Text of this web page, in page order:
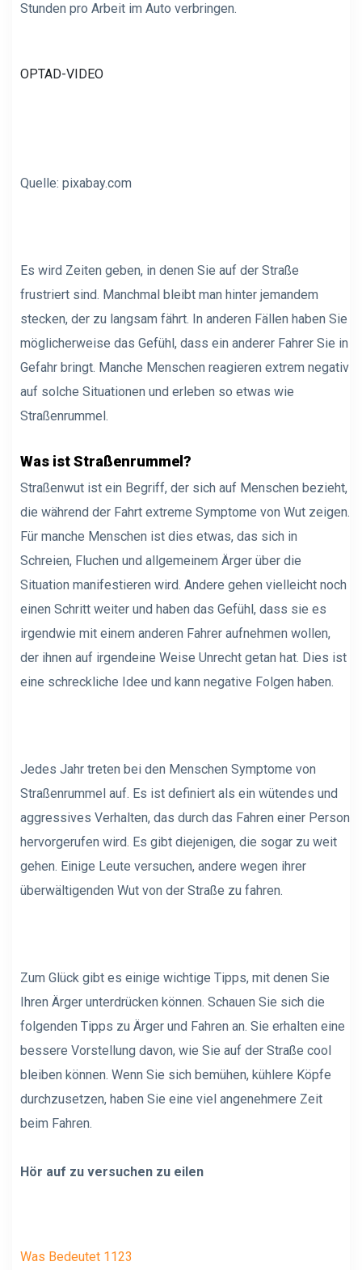
Stunden pro Arbeit im Auto verbringen.
OPTAD-VIDEO
Quelle: pixabay.com
Es wird Zeiten geben, in denen Sie auf der Straße
frustriert sind. Manchmal bleibt man hinter jemandem
stecken, der zu langsam fährt. In anderen Fällen haben Sie
möglicherweise das Gefühl, dass ein anderer Fahrer Sie in
Gefahr bringt. Manche Menschen reagieren extrem negativ
auf solche Situationen und erleben so etwas wie
Straßenrummel.
Was ist Straßenrummel?
Straßenwut ist ein Begriff, der sich auf Menschen bezieht,
die während der Fahrt extreme Symptome von Wut zeigen.
Für manche Menschen ist dies etwas, das sich in
Schreien, Fluchen und allgemeinem Ärger über die
Situation manifestieren wird. Andere gehen vielleicht noch
einen Schritt weiter und haben das Gefühl, dass sie es
irgendwie mit einem anderen Fahrer aufnehmen wollen,
der ihnen auf irgendeine Weise Unrecht getan hat. Dies ist
eine schreckliche Idee und kann negative Folgen haben.
Jedes Jahr treten bei den Menschen Symptome von
Straßenrummel auf. Es ist definiert als ein wütendes und
aggressives Verhalten, das durch das Fahren einer Person
hervorgerufen wird. Es gibt diejenigen, die sogar zu weit
gehen. Einige Leute versuchen, andere wegen ihrer
überwältigenden Wut von der Straße zu fahren.
Zum Glück gibt es einige wichtige Tipps, mit denen Sie
Ihren Ärger unterdrücken können. Schauen Sie sich die
folgenden Tipps zu Ärger und Fahren an. Sie erhalten eine
bessere Vorstellung davon, wie Sie auf der Straße cool
bleiben können. Wenn Sie sich bemühen, kühlere Köpfe
durchzusetzen, haben Sie eine viel angenehmere Zeit
beim Fahren.
Hör auf zu versuchen zu eilen
Was Bedeutet 1123